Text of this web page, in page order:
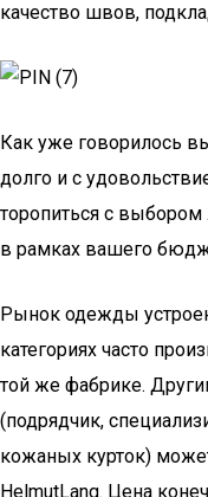
качество швов,
Как уже говорилось
долго и с
торопиться с выбором
в рамках вашего
Рынок одежды
категориях часто
той же фабрике.
(подрядчик,
кожаных курток)
HelmutLang. Цена